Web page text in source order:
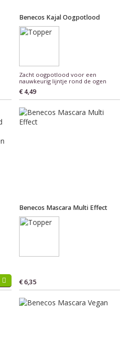
Benecos Kajal Oogpotlood
Zacht oogpotlood voor een
nauwkeurig lijntje rond de ogen
€ 4,49
Benecos Mascara Multi Effect
€ 6,35